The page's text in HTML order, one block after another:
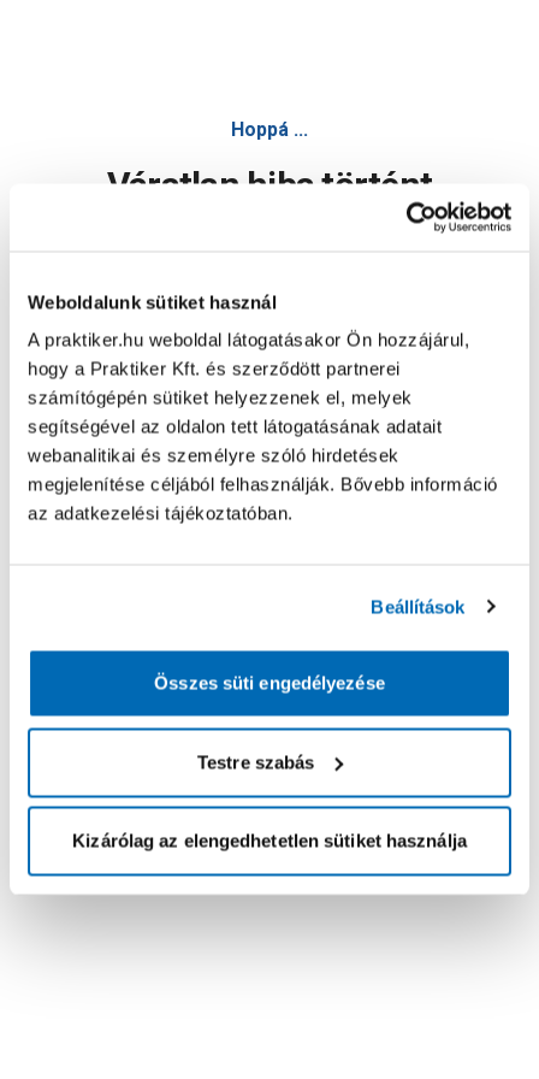
Weboldalunk sütiket használ
A praktiker.hu weboldal látogatásakor Ön hozzájárul,
hogy a Praktiker Kft. és szerződött partnerei
számítógépén sütiket helyezzenek el, melyek
segítségével az oldalon tett látogatásának adatait
webanalitikai és személyre szóló hirdetések
megjelenítése céljából felhasználják. Bővebb információ
az adatkezelési tájékoztatóban.
Beállítások
Összes süti engedélyezése
Testre szabás
Kizárólag az elengedhetetlen sütiket használja
Hoppá ...
Váratlan hiba történt
Oldal újratöltése